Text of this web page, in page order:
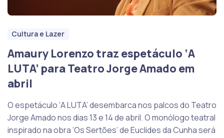
Cultura e Lazer
Amaury Lorenzo traz espetáculo ‘A
LUTA’ para Teatro Jorge Amado em
abril
O espetáculo ‘A LUTA’ desembarca nos palcos do Teatro
Jorge Amado nos dias 13 e 14 de abril. O monólogo teatral
inspirado na obra ‘Os Sertões’ de Euclides da Cunha será